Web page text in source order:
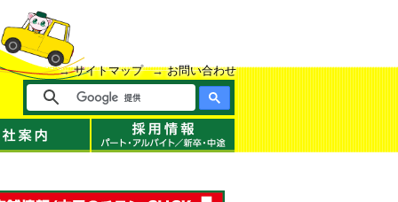
サイトマップ お問い合わせ